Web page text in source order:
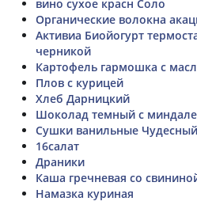
вино сухое красн Соло
Органические волокна
Активиа Биойогурт
черникой
Картофель гармошка с
Плов с курицей
Хлеб Дарницкий
Шоколад темный с
Сушки ванильные
16салат
Драники
Каша гречневая со
Намазка куриная